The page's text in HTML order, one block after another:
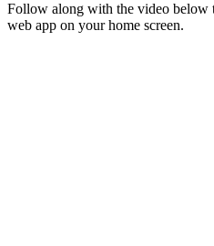
Follow along with the video below
web app on your home screen.